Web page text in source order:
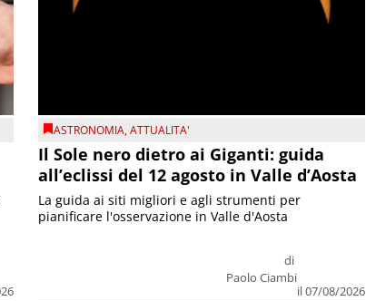
ASTRONOMIA,ATTUALITA'
Il Sole nero dietro ai Giganti: guida
all’eclissi del 12 agosto in Valle d’Aosta
di
Paolo Ciambi
il 07/08/2026
La guida ai siti migliori e agli strumenti per
pianificare l'osservazione in Valle d'Aosta